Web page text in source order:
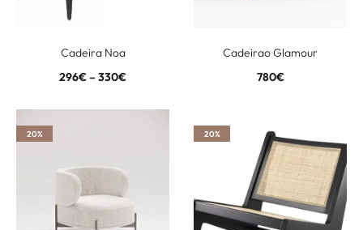
Cadeira Noa
296€– 330€
Cadeirao Glamour
780€
20% 20%